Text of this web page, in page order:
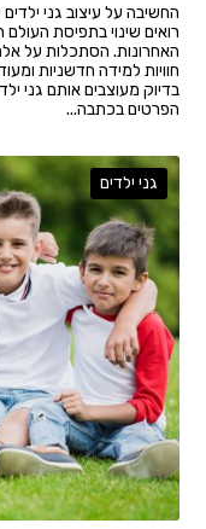
החשיבה על עיצוב גני
רואים שינוי בתפיסת
האחרונות. הסתכלות על
חוויות למידה חדשניות
בדיוק מעוצבים אותם גני
הפרטים בכתבה...
גני ילדים